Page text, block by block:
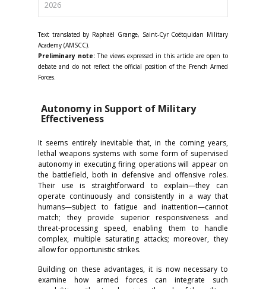
2026
Text translated by Raphaël Grange, Saint-Cyr Coëtquidan Military
Academy (AMSCC).
Preliminary note: The views expressed in this article are open to
debate and do not reflect the official position of the French Armed
Forces.
Autonomy in Support of Military
Effectiveness
It seems entirely inevitable that, in the coming years,
lethal weapons systems with some form of supervised
autonomy in executing firing operations will appear on
the battlefield, both in defensive and offensive roles.
Their use is straightforward to explain—they can
operate continuously and consistently in a way that
humans—subject to fatigue and inattention—cannot
match; they provide superior responsiveness and
threat-processing speed, enabling them to handle
complex, multiple saturating attacks; moreover, they
allow for opportunistic strikes.
Building on these advantages, it is now necessary to
examine how armed forces can integrate such